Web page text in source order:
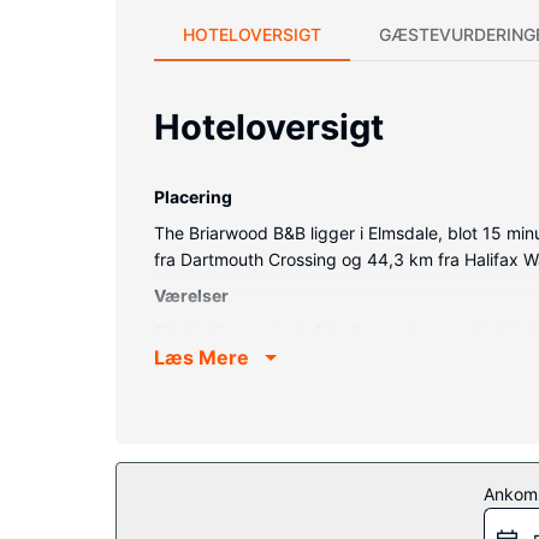
HOTELOVERSIGT
Hoteloversigt
Placering
The Briarwood B&B ligger i Elmsdale, blot 15
fra Dartmouth Crossing og 44,3 km fra Halifax
Værelser
og premium-sengetøj. Med gratis Wi-Fi kan du
dette Bed & Breakfast inkluderer pejs i
Læs Mere